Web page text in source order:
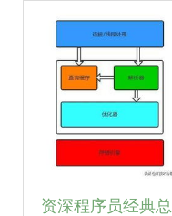
资深程序员经典总